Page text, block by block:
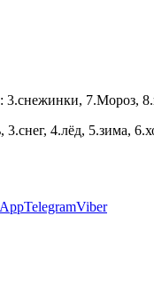
3.снежинки, 7.Мороз,
4.лёд, 5.зима,
TelegramViber